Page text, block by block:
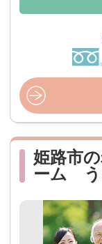
姫路市
ーム う